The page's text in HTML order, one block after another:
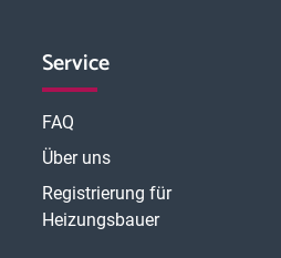
Service
FAQ
Über uns
Registrierung für
Heizungsbauer